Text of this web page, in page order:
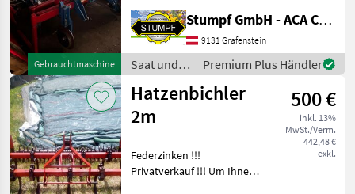
Gebrauchtmaschine
Selbstlenkung,
Pflanzenschutzbleche Die
Hatzenbichler
Hackmaschine 2 Reihig
Reihenabstand 150cm Reih
Stumpf GmbH - ACA Center Stumpf
9131 Grafenstein
Saat und
Pflege /
Hatzenbichler
Premium Plus Händler
Hatzenbichler
2m
500 €
inkl. 13%
MwSt./Verm.
442,48 €
exkl.
Federzinken !!!
Privatverkauf !!! Um Ihnen